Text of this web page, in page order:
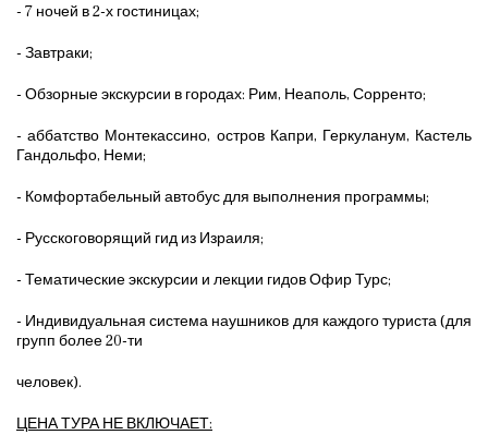
- 7 ночей в 2-х гостиницах;
- Завтраки;
- Обзорные экскурсии в городах: Рим, Неаполь, Сорренто;
- аббатство Монтекассино, остров Капри, Геркуланум, Кастель
Гандольфо, Неми;
- Комфортабельный автобус для выполнения программы;
- Русскоговорящий гид из Израиля;
- Тематические экскурсии и лекции гидов Офир Турс;
- Индивидуальная система наушников для каждого туриста (для
групп более 20-ти
человек).
ЦЕНА ТУРА НЕ ВКЛЮЧАЕТ: